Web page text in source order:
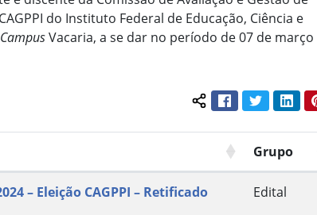
do Instituto Federal de Educação, Ciência e
CampusVacaria, a se dar no período de 07 de março
Compartilhar
FacebookTwitter
Grupo
– Eleição CAGPPI – Retificado Edital